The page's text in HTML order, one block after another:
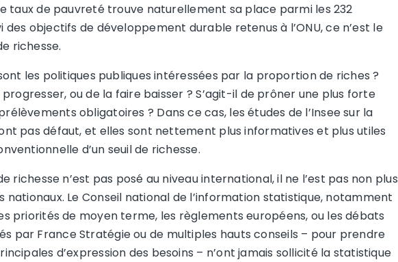
taux de pauvreté trouve naturellement sa place parmi les 232
des objectifs de développement durable retenus à l’ONU, ce n’est le
richesse.
les politiques publiques intéressées par la proportion de riches ?
ou de la faire baisser ? S’agit-il de prôner une plus forte
obligatoires ? Dans ce cas, les études de l’Insee sur la
pas défaut, et elles sont nettement plus informatives et plus utiles
d’un seuil de richesse.
richesse n’est pas posé au niveau international, il ne l’est pas non plus
nationaux. Le Conseil national de l’information statistique, notamment
priorités de moyen terme, les règlements européens, ou les débats
par France Stratégie ou de multiples hauts conseils – pour prendre
d’expression des besoins – n’ont jamais sollicité la statistique